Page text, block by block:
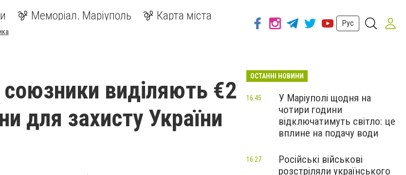
Меморіал. Маріуполь Карта міста
Рус
союзники виділяють €2
для захисту України
ОСТАННІ НОВИНИ
У Маріуполі щодня на
чотири години
відключатимуть світло: це
вплине на подачу води
16:45
Російські військові
розстріляли українського
16:27